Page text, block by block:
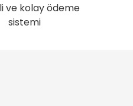
ve kolay ödeme
sistemi